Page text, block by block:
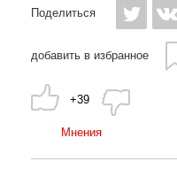
Поделиться
добавить в избранное
+39
Мнения